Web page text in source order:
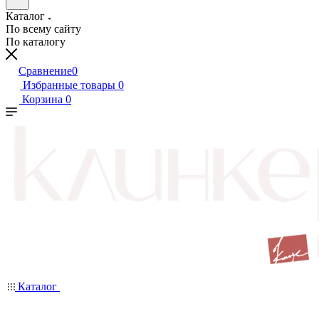
Каталог
По всему сайту
По каталогу
Сравнение0
Избранные товары 0
Корзина 0
Каталог